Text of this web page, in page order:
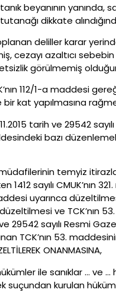
beyanının yanında,
dikkate
deliller karar
cezayı azaltıcı
görülmemiş
112/1-a maddesi
bir kat yapılmasına
tarih ve 29542
bazı
temyiz
sayılı CMUK’nın
uyarınca
ve TCK’nın
29542 sayılı Resmi
TCK’nın 53.
ONANMASINA,
ile sanıklar …
suçundan kurulan